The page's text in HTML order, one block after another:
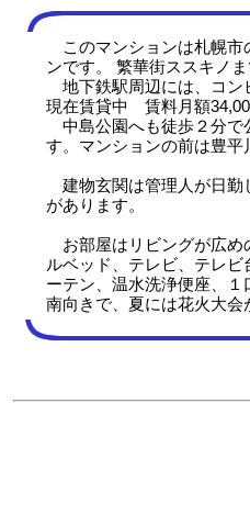
このマンションは札幌市
ンです。 繁華街ススキノま
地下鉄駅周辺には、コン
現在賃貸中 賃料月額
中島公園へも徒歩２分で
す。マンションの前は豊平
建物玄関は管理人が日勤
があります。
お部屋はリビングが広め
ルベッド、テレビ、テレ
ーテン、温水洗浄便座、
南向きで、夏には花火大会